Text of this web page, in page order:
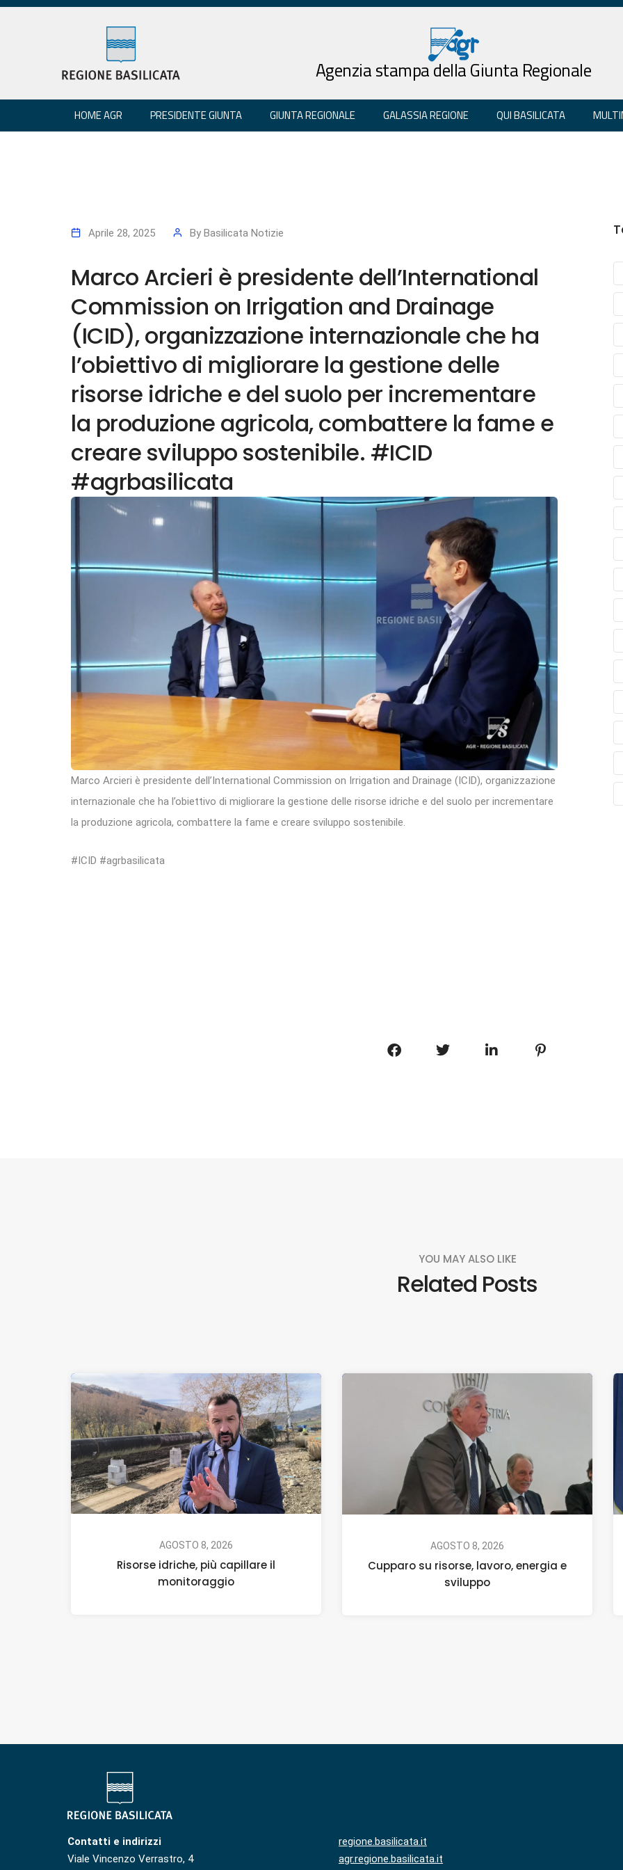
Agenzia stampa della Giunta Regionale
HOME AGR PRESIDENTE GIUNTA GIUNTA REGIONALE GALASSIA REGIONE QUI BASILICATA
Aprile 28, 2025 By Basilicata Notizie
Marco Arcieri è presidente dell’International
Commission on Irrigation and Drainage
(ICID), organizzazione internazionale che ha
l’obiettivo di migliorare la gestione delle
risorse idriche e del suolo per incrementare
la produzione agricola, combattere la fame e
creare sviluppo sostenibile. #ICID
#agrbasilicata
Marco Arcieri è presidente dell’International Commission on Irrigation and Drainage (ICID), organizzazione
internazionale che ha l’obiettivo di migliorare la gestione delle risorse idriche e del suolo per incrementare
la produzione agricola, combattere la fame e creare sviluppo sostenibile.
#ICID #agrbasilicata
YOU MAY ALSO LIKE
Related Posts
AGOSTO 8, 2026
Risorse idriche, più capillare il
monitoraggio
AGOSTO 8, 2026
Cupparo su risorse, lavoro, energia e
sviluppo
Contatti e indirizzi
Viale Vincenzo Verrastro, 4
regione.basilicata.it
agr.regione.basilicata.it